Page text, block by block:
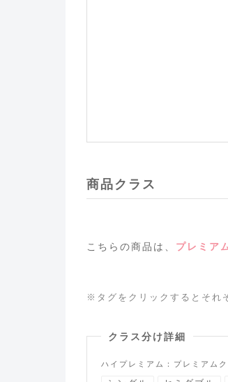
商品クラス
こちらの商品は、 プレミア
※タグをクリックするとそれ
クラス分け詳細
ハイプレミアム：プレミアム